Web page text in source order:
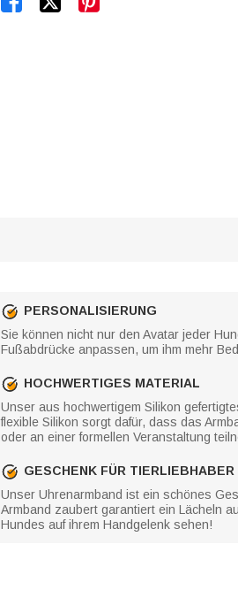
PERSONALISIERUNG
Sie können nicht nur den Avatar jeder
Fußabdrücke anpassen, um ihm mehr
HOCHWERTIGES MATERIAL
Unser aus hochwertigem Silikon
flexible Silikon sorgt dafür, dass das
oder an einer formellen Veranstaltung
GESCHENK FÜR TIERLIEBHABER
Unser Uhrenarmband ist ein schönes
Armband zaubert garantiert ein Lächeln
Hundes auf ihrem Handgelenk sehen!